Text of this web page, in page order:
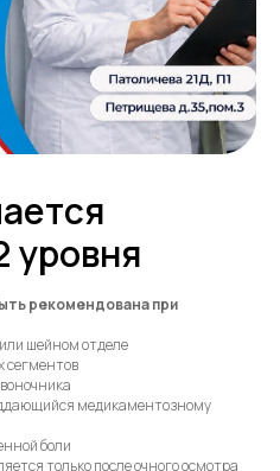
уровня
рекомендована при
шейном отделе
сегментов
медикаментозному
боли
только после очного осмотра